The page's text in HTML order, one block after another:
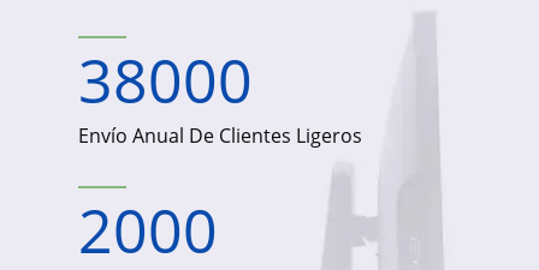
38000
Envío Anual De Clientes Ligeros
2000